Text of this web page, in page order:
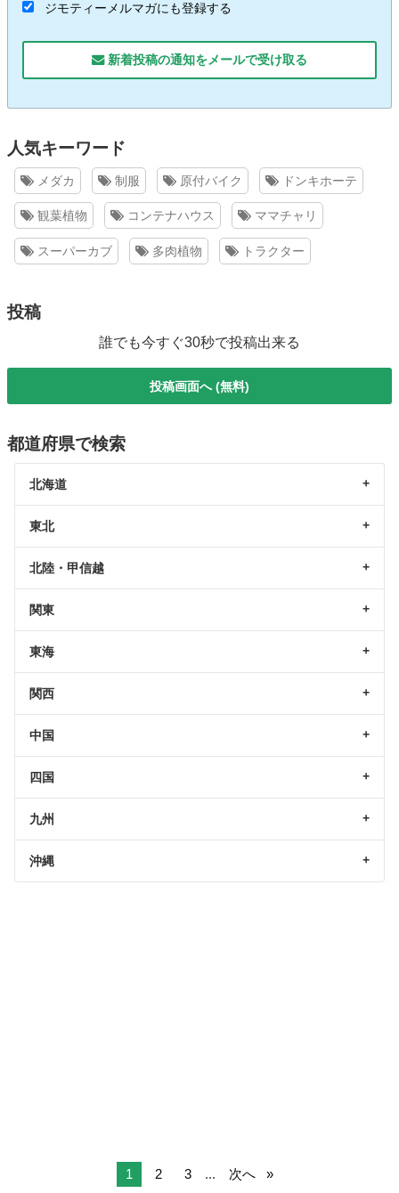
ジモティーメルマガにも登録する
新着投稿の通知をメールで受け取る
人気キーワード
メダカ 制服 原付バイク ドンキホーテ
観葉植物 コンテナハウス ママチャリ
スーパーカブ 多肉植物 トラクター
投稿
誰でも今すぐ30秒で投稿出来る
投稿画面へ (無料)
都道府県で検索
北海道
東北
北陸・甲信越
関東
東海
関西
中国
四国
九州
沖縄
1 2 3 ... 次へ